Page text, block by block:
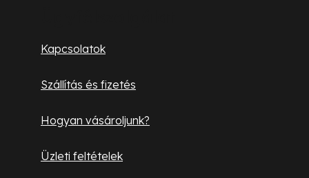
Kapcsolatok
Szállítás és fizetés
Hogyan vásároljunk?
Üzleti feltételek